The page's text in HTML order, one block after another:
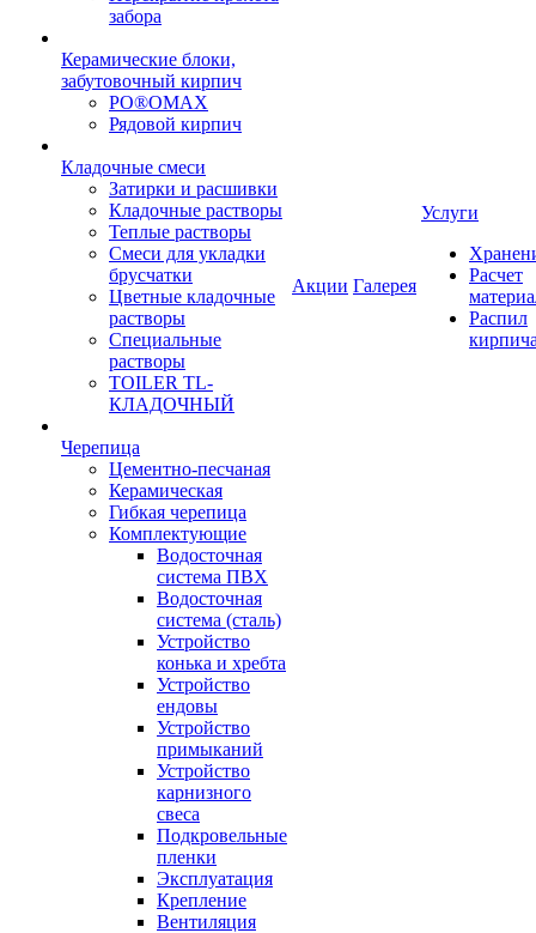
забора
Керамические блоки,
забутовочный кирпич
PO®OMAX
Рядовой кирпич
Кладочные смеси
Затирки и расшивки
Кладочные растворы
Теплые растворы
Смеси для укладки
брусчатки
Цветные кладочные
растворы
Специальные
растворы
TOILER TL-
КЛАДОЧНЫЙ
Черепица
Цементно-песчаная
Керамическая
Гибкая черепица
Комплектующие
Водосточная
система ПВХ
Водосточная
система (сталь)
Устройство
конька и хребта
Устройство
ендовы
Устройство
примыканий
Устройство
карнизного
свеса
Подкровельные
пленки
Эксплуатация
Крепление
Вентиляция
Акции Галерея
Услуги
Расчет
Распил